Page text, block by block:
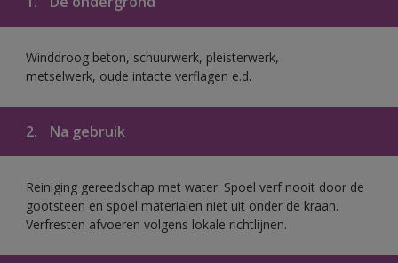
Winddroog beton, schuurwerk, pleisterwerk,
metselwerk, oude intacte verflagen e.d.
2. Na gebruik
Reiniging gereedschap met water. Spoel verf nooit door de
gootsteen en spoel materialen niet uit onder de kraan.
Verfresten afvoeren volgens lokale richtlijnen.